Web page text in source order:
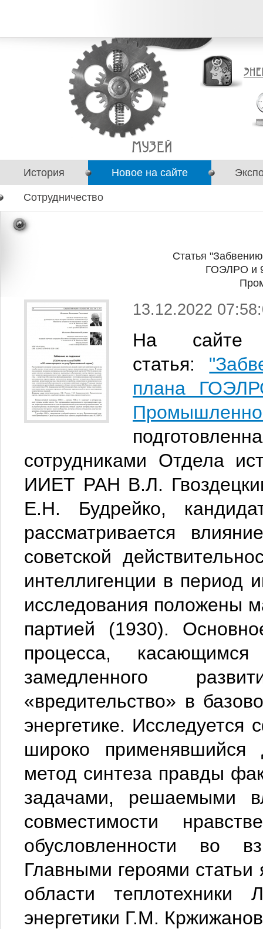
История Новое на сайте
Сотрудничество
Статья
ГОЭЛРО и
13.12.2022
На сайте
статья:
плана
сотрудниками Отдела
ИИЕТ РАН В.Л.
Е.Н. Будрейко,
рассматривается
советской
интеллигенции в период
исследования положены
партией (1930).
процесса,
замедленного
«вредительство» в
энергетике.
широко применявшийся
метод синтеза правды
задачами, решаемыми
совместимости
обусловленности во
Главными героями
области
энергетики Г.М.